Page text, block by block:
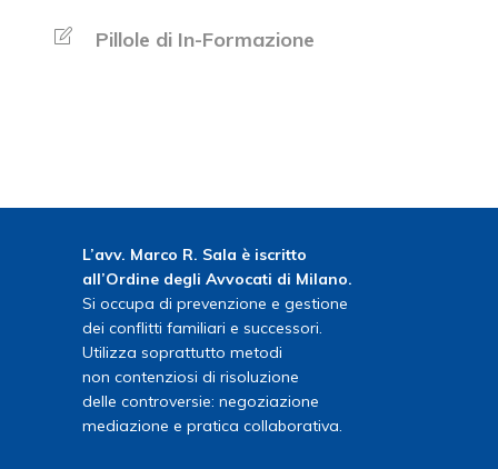
Pillole di In-Formazione
L’avv. Marco R. Sala è iscritto
all’Ordine degli Avvocati di Milano.
Si occupa di prevenzione e gestione
dei conflitti familiari e successori.
Utilizza soprattutto metodi
non contenziosi di risoluzione
delle controversie: negoziazione
mediazione e pratica collaborativa.